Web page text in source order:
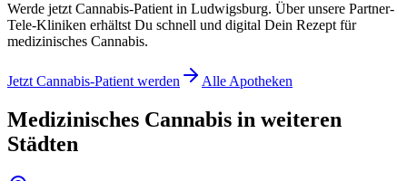
Werde jetzt Cannabis-Patient in Ludwigsburg. Über unsere Partner-
Tele-Kliniken erhältst Du schnell und digital Dein Rezept für
medizinisches Cannabis.
Jetzt Cannabis-Patient werden Alle Apotheken
Medizinisches Cannabis in weiteren
Städten